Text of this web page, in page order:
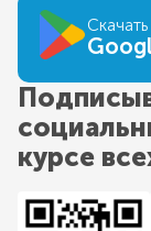
Скачать
курсе